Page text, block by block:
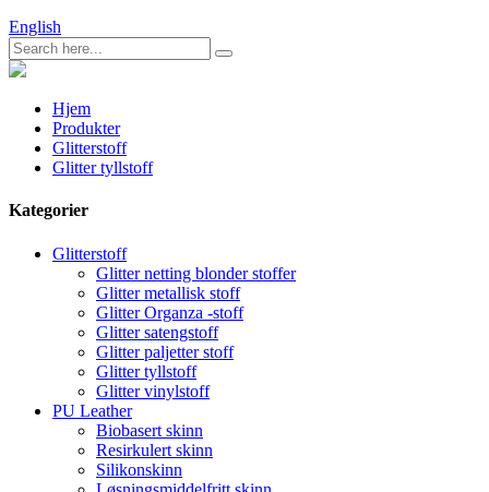
English
Hjem
Produkter
Glitterstoff
Glitter tyllstoff
Kategorier
Glitterstoff
Glitter netting blonder stoffer
Glitter metallisk stoff
Glitter Organza -stoff
Glitter satengstoff
Glitter paljetter stoff
Glitter tyllstoff
Glitter vinylstoff
PU Leather
Biobasert skinn
Resirkulert skinn
Silikonskinn